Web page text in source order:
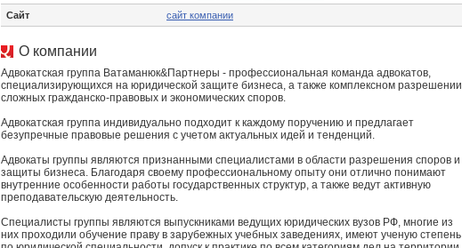
Сайт сайт компании
О компании
Адвокатская группа Ватаманюк&Партнеры - профессиональная команда адвокатов,
специализирующихся на юридической защите бизнеса, а также комплексном разрешении
сложных гражданско-правовых и экономических споров.
Адвокатская группа индивидуально подходит к каждому поручению и предлагает
безупречные правовые решения с учетом актуальных идей и тенденций.
Адвокаты группы являются признанными специалистами в области разрешения споров и
защиты бизнеса. Благодаря своему профессиональному опыту они отлично понимают
внутренние особенности работы государственных структур, а также ведут активную
преподавательскую деятельность.
Специалисты группы являются выпускниками ведущих юридических вузов РФ, многие из
них проходили обучение праву в зарубежных учебных заведениях, имеют ученую степень